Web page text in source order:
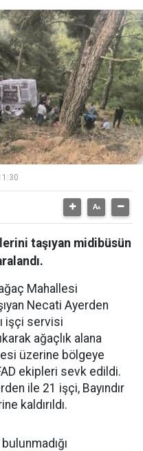
taşıyan midibüsün
Mahallesi
Necati Ayerden
işçi servisi
ağaçlık alana
üzerine bölgeye
ekipleri sevk edildi.
ile 21 işçi, Bayındır
kaldırıldı.